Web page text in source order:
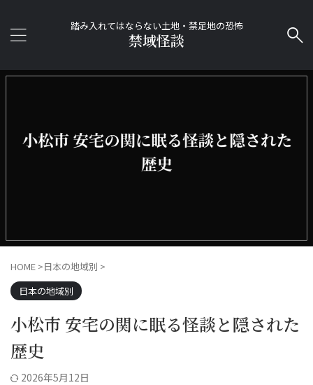
踏み入れてはならない土地・禁足地の恐怖
禁域怪談
HOME >日本の地域別 >
日本の地域別
小松市 安宅の関に眠る怪談と隠された
歴史
2026年5月12日